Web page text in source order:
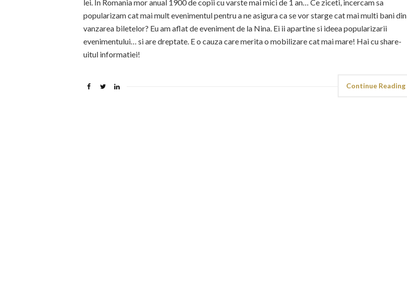
lei. In Romania mor anual 1900 de copii cu varste mai mici de 1 an… Ce ziceti, incercam sa
popularizam cat mai mult evenimentul pentru a ne asigura ca se vor starge cat mai multi bani din
vanzarea biletelor? Eu am aflat de eveniment de la Nina. Ei ii apartine si ideea popularizarii
evenimentului… si are dreptate. E o cauza care merita o mobilizare cat mai mare! Hai cu share-
uitul informatiei!
Continue Reading